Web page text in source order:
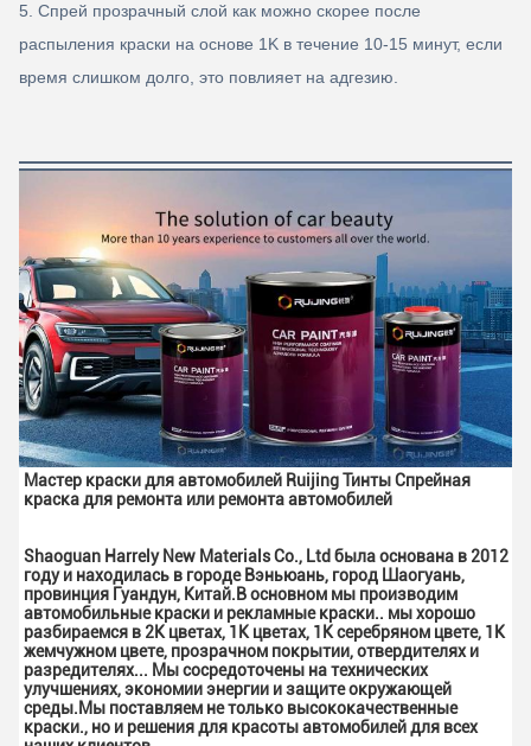
5. Спрей прозрачный слой как можно скорее после
распыления краски на основе 1K в течение 10-15 минут, если
время слишком долго, это повлияет на адгезию.
Мастер краски для автомобилей Ruijing Тинты Спрейная
краска для ремонта или ремонта автомобилей
Shaoguan Harrely New Materials Co., Ltd была основана в 2012
году и находилась в городе Вэньюань, город Шаогуань,
провинция Гуандун, Китай.В основном мы производим
автомобильные краски и рекламные краски.. мы хорошо
разбираемся в 2K цветах, 1K цветах, 1K серебряном цвете, 1K
жемчужном цвете, прозрачном покрытии, отвердителях и
разредителях... Мы сосредоточены на технических
улучшениях, экономии энергии и защите окружающей
среды.Мы поставляем не только высококачественные
краски., но и решения для красоты автомобилей для всех